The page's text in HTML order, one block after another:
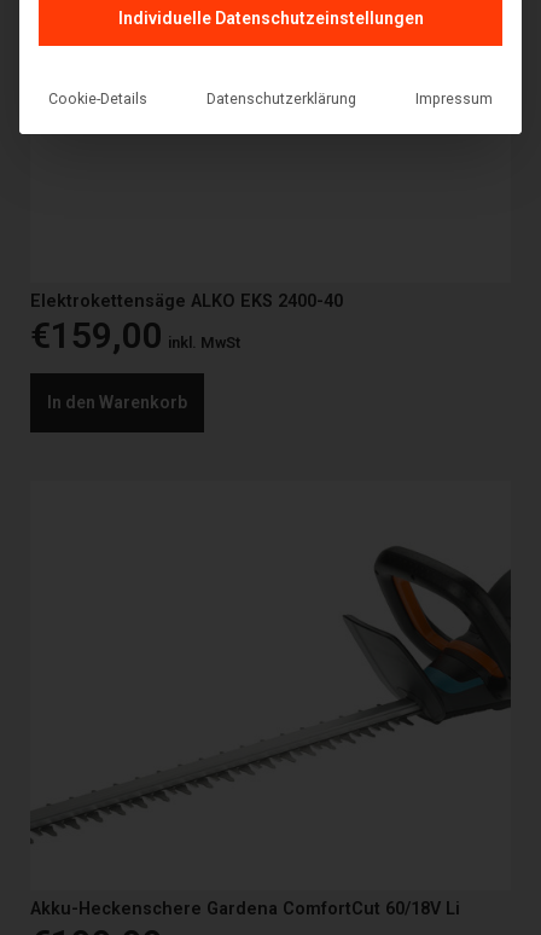
Elektrokettensäge ALKO EKS 2400-40
€159,00 inkl. MwSt
In den Warenkorb
Akku-Heckenschere Gardena ComfortCut 60/18V Li
Individuelle Datenschutzeinstellungen
Cookie-Details Datenschutzerklärung Impressum